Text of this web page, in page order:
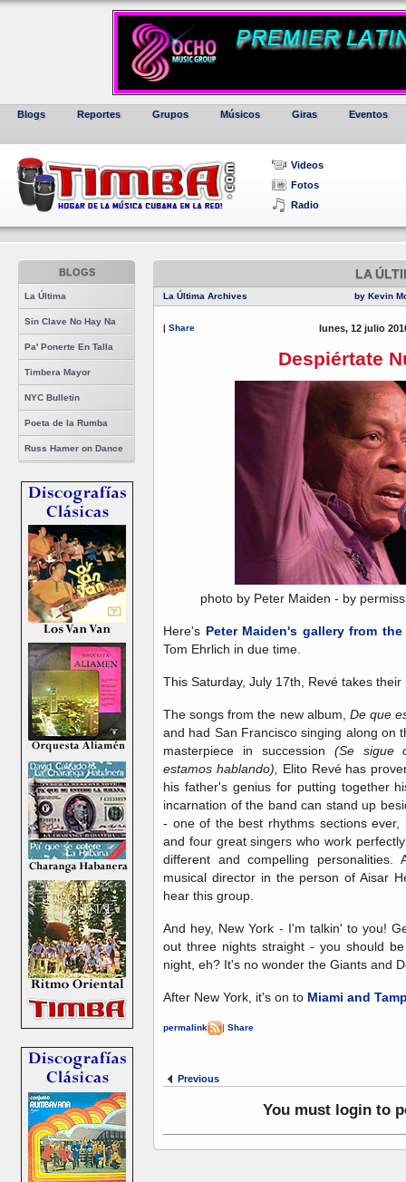
Blogs Reportes Grupos Músicos Giras Eventos
Videos
Fotos
Radio
BLOGS
La Última
Sin Clave No Hay Na
Pa' Ponerte En Talla
Timbera Mayor
NYC Bulletin
Poeta de la Rumba
Russ Hamer on Dance
LA
La Última Archives by Kevin
| Share lunes, 12 julio
Despiértate
photo by Peter Maiden - by
Here's Peter Maiden's gallery from
Tom Ehrlich in due time.
This Saturday, July 17th, Revé takes
The songs from the new album, De que
and had San Francisco singing along on
masterpiece in succession (Se sigue
estamos hablando), Elito Revé has
his father's genius for putting together
incarnation of the band can stand up
- one of the best rhythms sections
and four great singers who work
different and compelling
musical director in the person of Aisar
hear this group.
And hey, New York - I'm talkin' to you!
out three nights straight - you should
night, eh? It's no wonder the Giants and
After New York, it's on to Miami and
permalink | Share
Previous
You must login to